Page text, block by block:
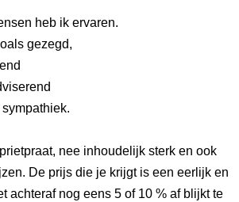
heb ik ervaren.
gezegd,
nee inhoudelijk sterk en ook
De prijs die je krijgt is een eerlijk en
achteraf nog eens 5 of 10 % af blijkt te